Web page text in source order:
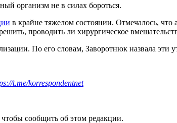
организм не в силах бороться.
в крайне тяжелом состоянии. Отмечалось, что
проводить ли хирургическое
По его словам, Заворотнюк назвала эти
t.me/korrespondentnet
сообщить об этом редакции.